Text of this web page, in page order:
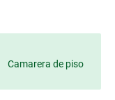
Camarera de piso